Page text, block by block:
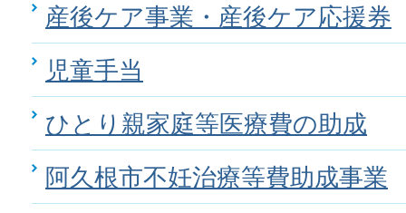
産後ケア事業・産後ケア応援券
児童手当
ひとり親家庭等医療費の助成
阿久根市不妊治療等費助成事業